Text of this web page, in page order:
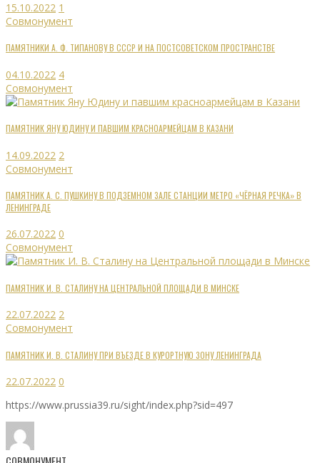
15.10.2022 1
Совмонумент
ПАМЯТНИКИ А. Ф. ТИПАНОВУ В СССР И НА ПОСТСОВЕТСКОМ ПРОСТРАНСТВЕ
04.10.2022 4
Совмонумент
ПАМЯТНИК ЯНУ ЮДИНУ И ПАВШИМ КРАСНОАРМЕЙЦАМ В КАЗАНИ
14.09.2022 2
Совмонумент
ПАМЯТНИК А. С. ПУШКИНУ В ПОДЗЕМНОМ ЗАЛЕ СТАНЦИИ МЕТРО «ЧЁРНАЯ РЕЧКА» В
ЛЕНИНГРАДЕ
26.07.2022 0
Совмонумент
ПАМЯТНИК И. В. СТАЛИНУ НА ЦЕНТРАЛЬНОЙ ПЛОЩАДИ В МИНСКЕ
22.07.2022 2
Совмонумент
ПАМЯТНИК И. В. СТАЛИНУ ПРИ ВЪЕЗДЕ В КУРОРТНУЮ ЗОНУ ЛЕНИНГРАДА
22.07.2022 0
https://www.prussia39.ru/sight/index.php?sid=497